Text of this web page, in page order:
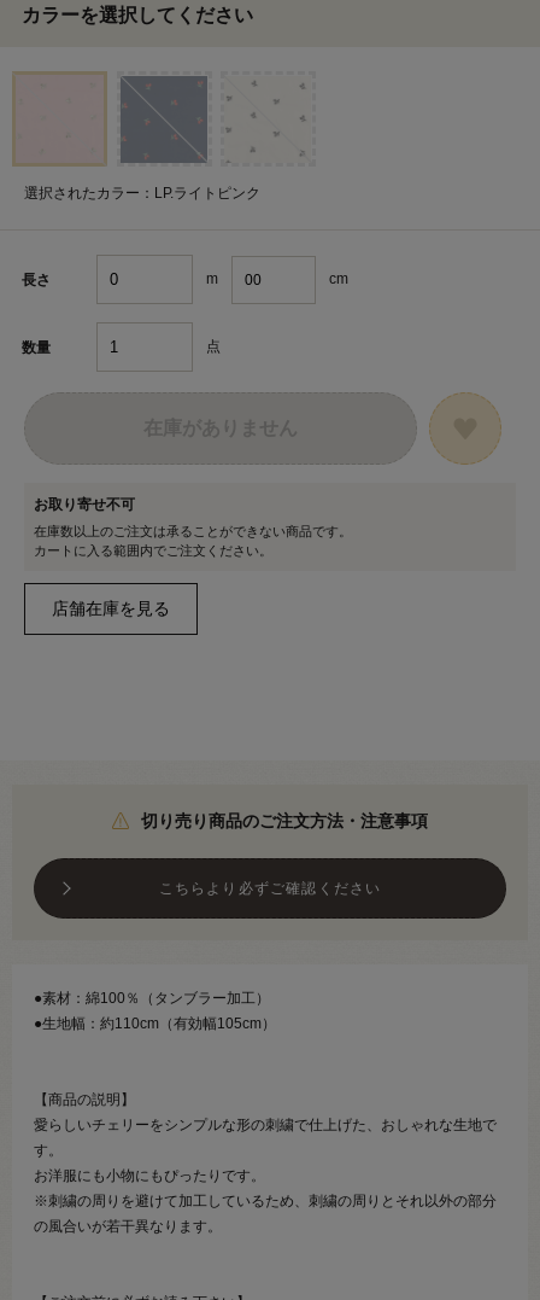
カラーを選択してください
選択されたカラー：LP.ライトピンク
長さ m cm
数量 点
お取り寄せ不可
在庫数以上のご注文は承ることができない商品です。
カートに入る範囲内でご注文ください。
切り売り商品のご注文方法・注意事項
こちらより必ずご確認ください
●素材：綿100％（タンブラー加工）
●生地幅：約110cm（有効幅105cm）
【商品の説明】
愛らしいチェリーをシンプルな形の刺繍で仕上げた、おしゃれな生地で
す。
お洋服にも小物にもぴったりです。
※刺繍の周りを避けて加工しているため、刺繍の周りとそれ以外の部分
の風合いが若干異なります。